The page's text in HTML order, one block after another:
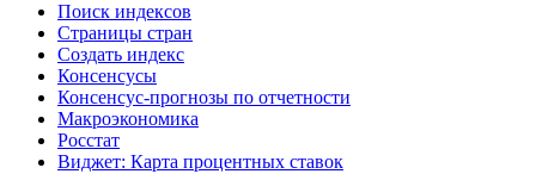
Поиск индексов
Страницы стран
Создать индекс
Консенсусы
Консенсус-прогнозы по отчетности
Макроэкономика
Росстат
Виджет: Карта процентных ставок